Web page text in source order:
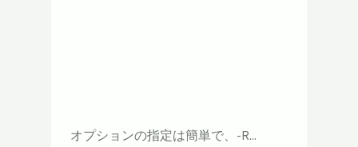
オプションの指定は簡単で、-R...